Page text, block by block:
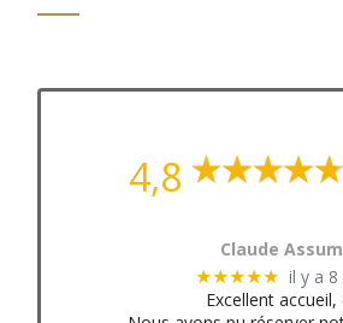
4,8
Claude
★★★★★ il y a
Excellent